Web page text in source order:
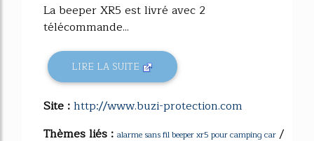
La beeper XR5 est livré avec 2
télécommande...
LIRE LA SUITE
Site :http://www.buzi-protection.com
Thèmes liés : alarme sans fil beeper xr5 pour camping car /